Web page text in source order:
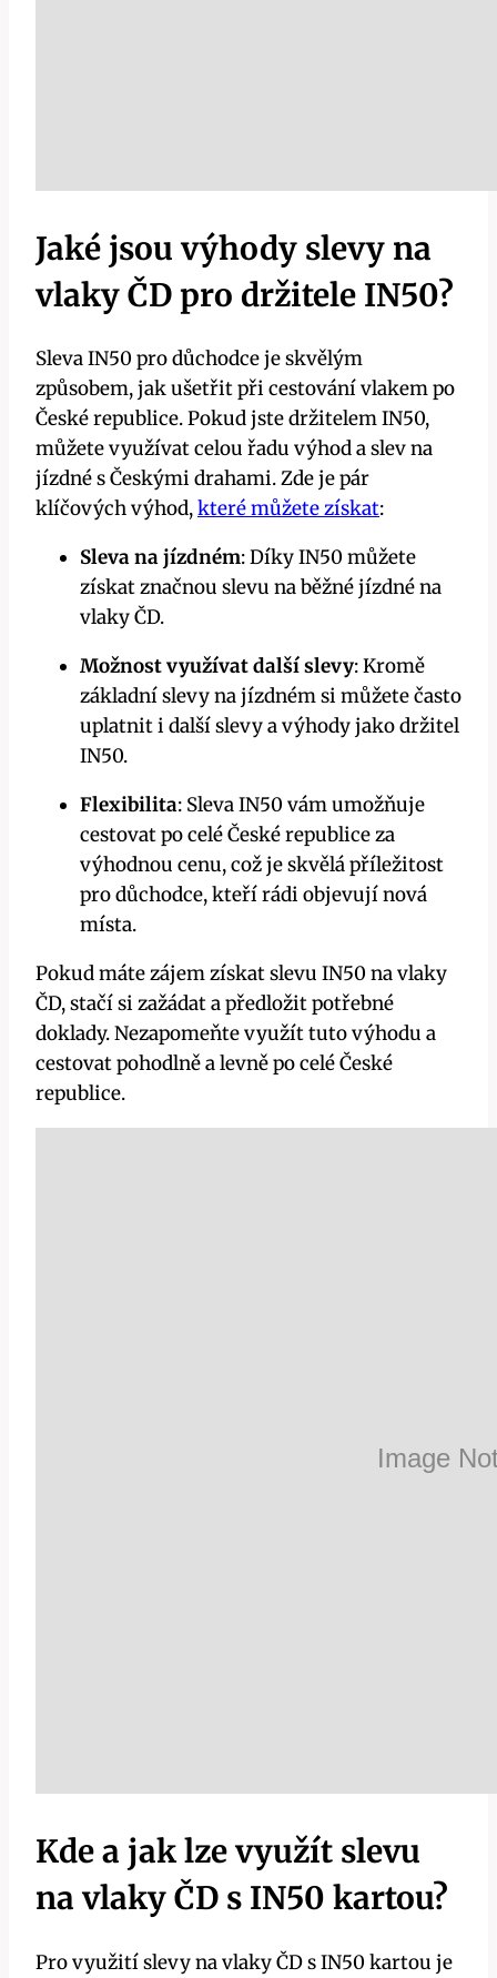
Jaké jsou výhody slevy na
vlaky ČD pro držitele IN50?
Sleva IN50 pro důchodce je skvělým
způsobem, jak ušetřit při cestování vlakem po
České republice. Pokud jste držitelem IN50,
můžete využívat celou řadu výhod a slev na
jízdné s Českými drahami. Zde je pár
klíčových výhod,které můžete získat:
Sleva na jízdném: Díky IN50 můžete
získat značnou slevu na běžné jízdné na
vlaky ČD.
Možnost využívat další slevy: Kromě
základní slevy na jízdném si můžete často
uplatnit i další slevy a výhody jako držitel
IN50.
Flexibilita: Sleva IN50 vám umožňuje
cestovat po celé České republice za
výhodnou cenu, což je skvělá příležitost
pro důchodce, kteří rádi objevují nová
místa.
Pokud máte zájem získat slevu IN50 na vlaky
ČD, stačí si zažádat a předložit potřebné
doklady. Nezapomeňte využít tuto výhodu a
cestovat pohodlně a levně po celé České
republice.
Kde a jak lze využít slevu
na vlaky ČD s IN50 kartou?
Pro využití slevy na vlaky ČD s IN50 kartou je